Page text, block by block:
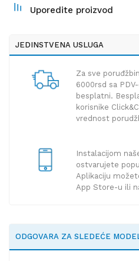
Uporedite proizvod
JEDINSTVENA USLUGA
Za sve
6000rsd sa
besplatni.
korisnike
vrednost
Instalacijom
ostvarujete
Aplikaciju
App Store-u ili
ODGOVARA ZA SLEDEĆE